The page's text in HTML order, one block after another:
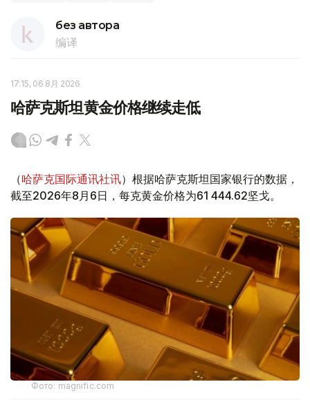
без автора
编译
17:15, 06 8月 2026
哈萨克斯坦黄金价格继续走低
（哈萨克国际通讯社讯）根据哈萨克斯坦国家银行的数据，
截至2026年8月6日，每克黄金价格为61 444.62坚戈。
Фото: magnific.com